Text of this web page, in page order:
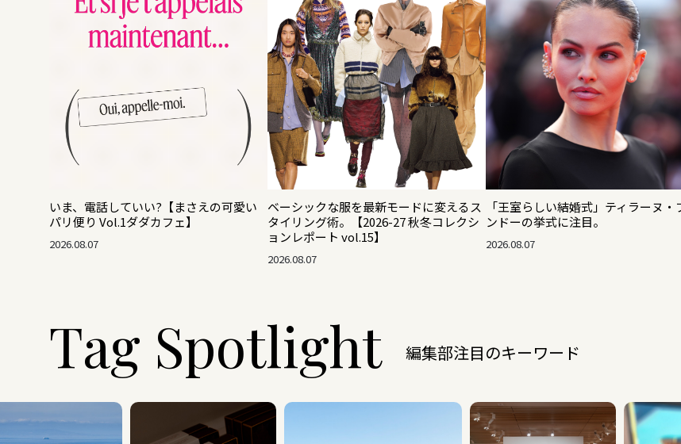
いま、電話していい?【まさえの可愛い
パリ便り Vol.1ダダカフェ】
2026.08.07
ベーシックな服を最新モードに変えるス
タイリング術。【2026-27 秋冬コレクシ
ョンレポート vol.15】
2026.08.07
「王室らしい結婚式」ティラーヌ・
ンドーの挙式に注目。
2026.08.07
Tag Spotlight 編集部注目のキーワード